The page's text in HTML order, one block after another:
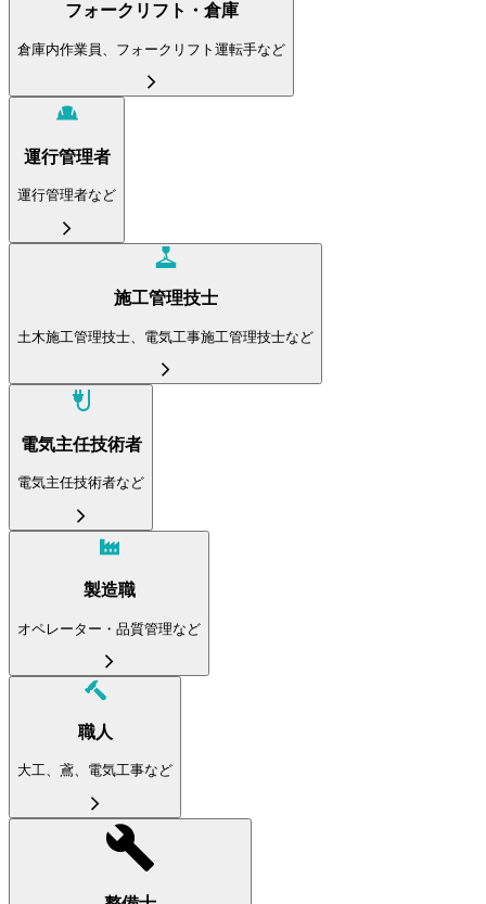
フォークリフト・倉庫
倉庫内作業員、フォークリフト運転手など
運行管理者
運行管理者など
施工管理技士
土木施工管理技士、電気工事施工管理技士など
電気主任技術者
電気主任技術者など
製造職
オペレーター・品質管理など
職人
大工、鳶、電気工事など